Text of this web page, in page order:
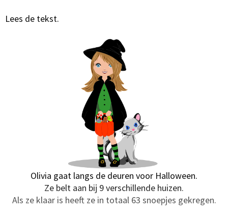
Lees de tekst.
Olivia gaat langs de deuren voor Halloween.
Ze belt aan bij 9 verschillende huizen.
Als ze klaar is heeft ze in totaal 63 snoepjes gekregen.